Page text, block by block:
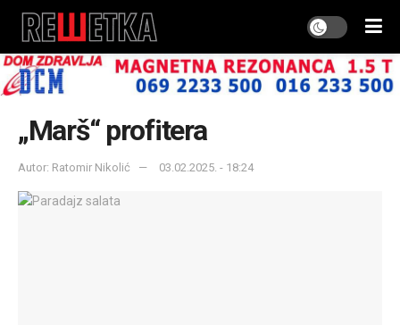
„Marš“ profitera
Autor: Ratomir Nikolić 03.02.2025. - 18:24